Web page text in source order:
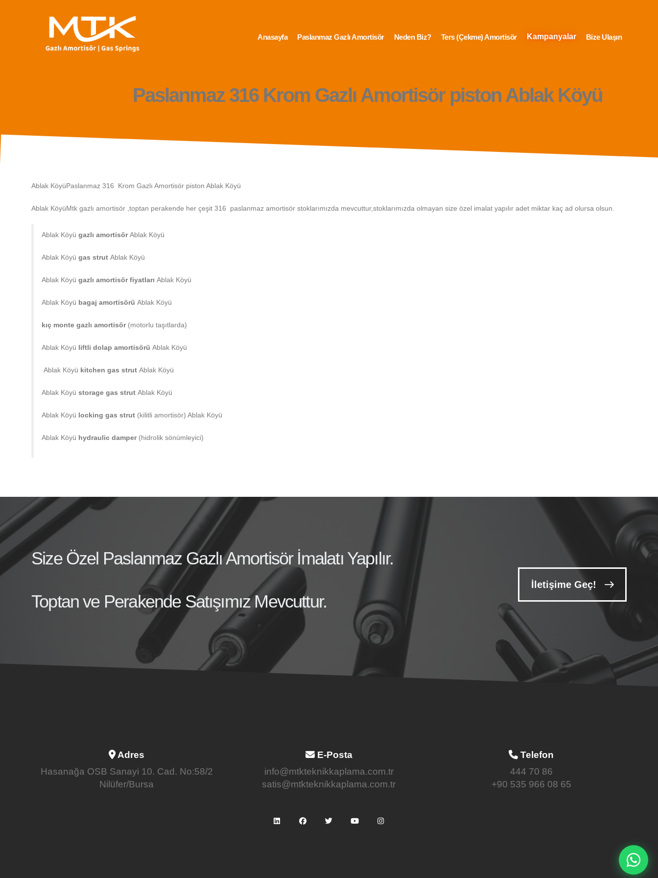
Anasayfa Paslanmaz Gazlı Amortisör Neden Biz? Ters (Çekme) Amortisör Kampanyalar Bize Ulaşın
Paslanmaz 316 Krom Gazlı Amortisör piston Ablak Köyü
Ablak KöyüPaslanmaz 316 Krom Gazlı Amortisör piston Ablak Köyü
Ablak KöyüMtk gazlı amortisör ,toptan perakende her çeşit 316 paslanmaz amortisör stoklarımızda mevcuttur,stoklarımızda olmayan size özel imalat yapılır adet miktar kaç ad olursa olsun.
Ablak Köyü gazlı amortisörAblak Köyü
Ablak Köyü gas strut Ablak Köyü
Ablak Köyü gazlı amortisör fiyatları Ablak Köyü
Ablak Köyü bagaj amortisörü Ablak Köyü
kıç monte gazlı amortisör(motorlu taşıtlarda)
Ablak Köyü liftli dolap amortisörü Ablak Köyü
Ablak Köyü kitchen gas strut Ablak Köyü
Ablak Köyü storage gas strut Ablak Köyü
Ablak Köyü locking gas strut (kilitli amortisör) Ablak Köyü
Ablak Köyü hydraulic damper(hidrolik sönümleyici)
Size Özel Paslanmaz Gazlı Amortisör İmalatı Yapılır.
Toptan ve Perakende Satışımız Mevcuttur.
İletişime Geç!
Adres
Hasanağa OSB Sanayi 10. Cad. No:58/2
Nilüfer/Bursa
E-Posta
info@mtkteknikkaplama.com.tr
satis@mtkteknikkaplama.com.tr
Telefon
444 70 86
+90 535 966 08 65